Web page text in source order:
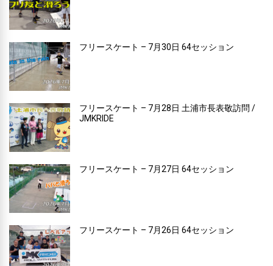
フリースケート – 7月30日 64セッション
フリースケート – 7月28日 土浦市長表敬訪問 /
JMKRIDE
フリースケート – 7月27日 64セッション
フリースケート – 7月26日 64セッション